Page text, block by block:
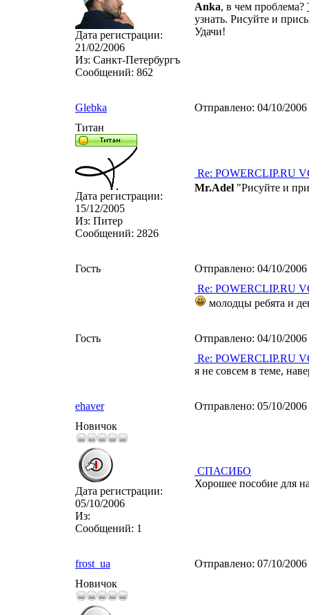
Дата регистрации:
21/02/2006
Из: Санкт-Петербургъ
Сообщений: 862
Anka, в чем проблема?
узнать. Рисуйте и
Удачи!
Glebka Отправлено: 04/10/
Титан
Дата регистрации:
15/12/2005
Из: Питер
Сообщений: 2826
Re: POWERCLIP.RU
Mr.Adel "Рисуйте и
Гость Отправлено: 04/10/
Re: POWERCLIP.RU
молодцы ребята и
Гость Отправлено: 04/10/
Re: POWERCLIP.RU
я не совсем в теме,
ehaver Отправлено: 05/10/
Новичок
Дата регистрации:
05/10/2006
Из:
Сообщений: 1
СПАСИБО
Хорошее пособие для
frost_ua Отправлено: 07/10/
Новичок